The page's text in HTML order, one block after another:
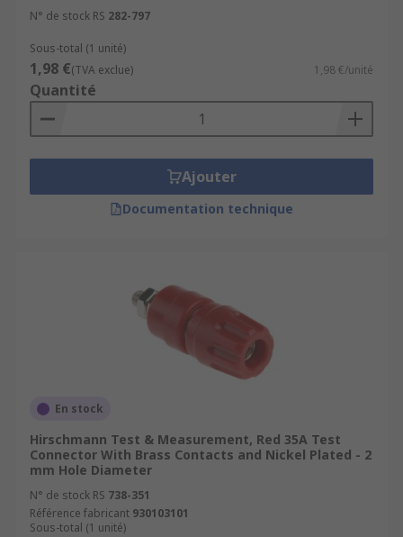
N° de stock RS 282-797
Sous-total (1 unité)
1,98 €(TVA exclue) 1,98 €/unité
Quantité
Ajouter
Documentation technique
En stock
Hirschmann Test & Measurement, Red 35A Test
Connector With Brass Contacts and Nickel Plated - 2
mm Hole Diameter
N° de stock RS 738-351
Référence fabricant 930103101
Sous-total (1 unité)